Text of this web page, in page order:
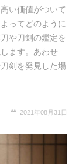
い価値がついて
ってどのように
や刀剣の鑑定を
ます。あわせ
剣を発見した場
2021年08月31日